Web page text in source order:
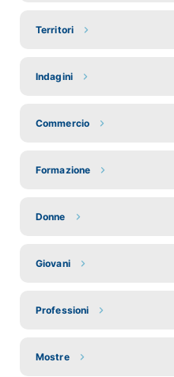
Territori
Indagini
Commercio
Formazione
Donne
Giovani
Professioni
Mostre